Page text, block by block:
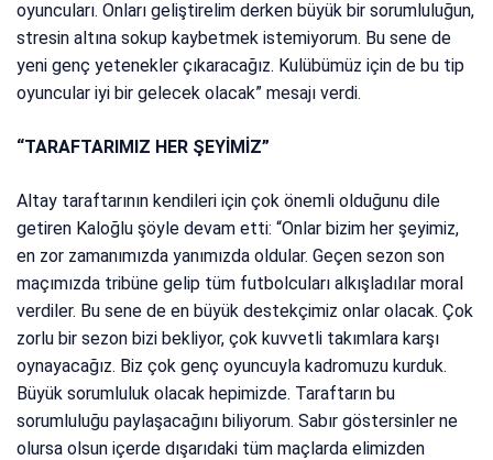
oyuncuları. Onları geliştirelim derken büyük bir sorumluluğun,
stresin altına sokup kaybetmek istemiyorum. Bu sene de
yeni genç yetenekler çıkaracağız. Kulübümüz için de bu tip
oyuncular iyi bir gelecek olacak” mesajı verdi.
“TARAFTARIMIZ HER ŞEYİMİZ”
Altay taraftarının kendileri için çok önemli olduğunu dile
getiren Kaloğlu şöyle devam etti: “Onlar bizim her şeyimiz,
en zor zamanımızda yanımızda oldular. Geçen sezon son
maçımızda tribüne gelip tüm futbolcuları alkışladılar moral
verdiler. Bu sene de en büyük destekçimiz onlar olacak. Çok
zorlu bir sezon bizi bekliyor, çok kuvvetli takımlara karşı
oynayacağız. Biz çok genç oyuncuyla kadromuzu kurduk.
Büyük sorumluluk olacak hepimizde. Taraftarın bu
sorumluluğu paylaşacağını biliyorum. Sabır göstersinler ne
olursa olsun içerde dışarıdaki tüm maçlarda elimizden